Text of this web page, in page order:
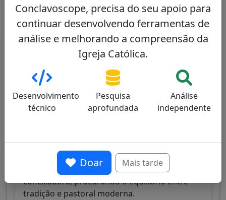
Outros cardeais do mesmo consistório
Carlos Osoro Sierra
Cardeal espanhol, Arcebispo de Madrid,
conhecido pela sua atitude moderada e
conciliadora, procurando o equilíbrio entre
tradição e pastoral moderna.
Conclavoscope, precisa do seu apoio para
continuar desenvolvendo ferramentas de
análise e melhorando a compreensão da
Igreja Católica.
Desenvolvimento
técnico
Pesquisa
aprofundada
Análise
independente
Doar Mais tarde